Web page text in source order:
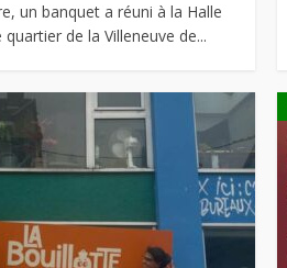
un banquet a réuni à la Halle
de la Villeneuve de...